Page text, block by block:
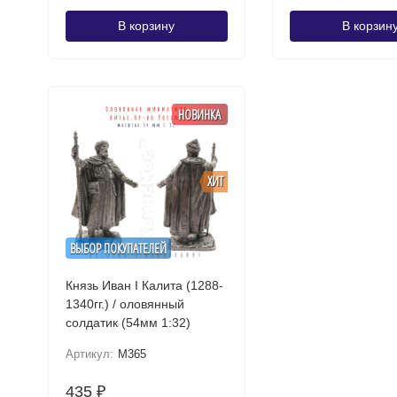
В корзину В
ВЫБОР ПОКУПАТЕЛЕЙ
ХИТ
НОВИНКА
Князь Иван I Калита (1288-
1340гг.) / оловянный
солдатик (54мм 1:32)
Артикул: M365
435 ₽